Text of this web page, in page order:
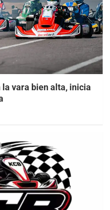
la vara bien alta, inicia